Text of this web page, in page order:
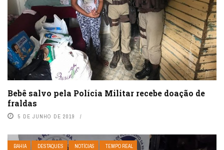
Bebê salvo pela Polícia Militar recebe doação de
fraldas
5 DE JUNHO DE 2019
BAHIA DESTAQUES NOTÍCIAS TEMPO REAL